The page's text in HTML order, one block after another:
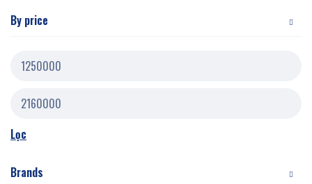
By price
Lọc
Brands